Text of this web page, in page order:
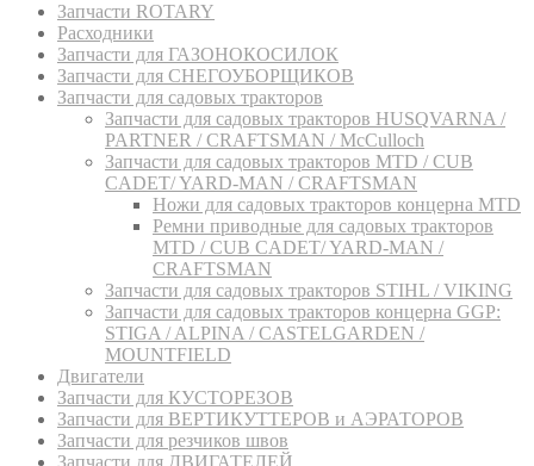
Запчасти ROTARY
Расходники
Запчасти для ГАЗОНОКОСИЛОК
Запчасти для СНЕГОУБОРЩИКОВ
Запчасти для садовых тракторов
Запчасти для садовых тракторов HUSQVARNA /
PARTNER / CRAFTSMAN / McCulloch
Запчасти для садовых тракторов MTD / CUB
CADET/ YARD-MAN / CRAFTSMAN
Ножи для садовых тракторов концерна MTD
Ремни приводные для садовых тракторов
MTD / CUB CADET/ YARD-MAN /
CRAFTSMAN
Запчасти для садовых тракторов STIHL / VIKING
Запчасти для садовых тракторов концерна GGP:
STIGA / ALPINA / CASTELGARDEN /
MOUNTFIELD
Двигатели
Запчасти для КУСТОРЕЗОВ
Запчасти для ВЕРТИКУТТЕРОВ и АЭРАТОРОВ
Запчасти для резчиков швов